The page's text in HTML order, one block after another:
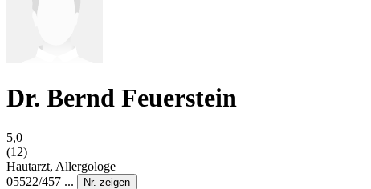
Dr. Bernd Feuerstein
5,0
(12)
Hautarzt, Allergologe
05522/457 ...
Nr. zeigen